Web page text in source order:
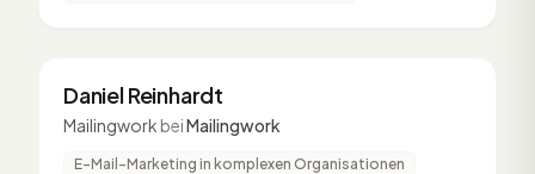
DR
Daniel Reinhardt
Mailingwork beiMailingwork
E-Mail-Marketing in komplexen Organisationen